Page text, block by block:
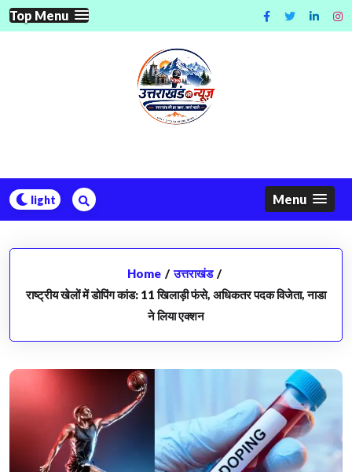
Skip
to
Top Menu
Menu
Home / उत्तराखंड /
राष्ट्रीय खेलों में डोपिंग कांड: 11 खिलाड़ी फंसे, अधिकतर पदक विजेता, नाडा
ने लिया एक्शन